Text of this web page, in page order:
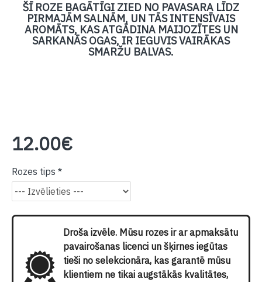
ŠĪ ROZE BAGĀTĪGI ZIED NO PAVASARA LĪDZ
PIRMAJĀM SALNĀM, UN TĀS INTENSĪVAIS
AROMĀTS, KAS ATGĀDINA MAIJOZĪTES UN
SARKANĀS OGAS, IR IEGUVIS VAIRĀKAS
SMARŽU BALVAS.
12.00€
Rozes tips
Droša izvēle. Mūsu rozes ir ar apmaksātu
pavairošanas licenci un šķirnes iegūtas
tieši no selekcionāra, kas garantē mūsu
klientiem ne tikai augstākās kvalitātes,